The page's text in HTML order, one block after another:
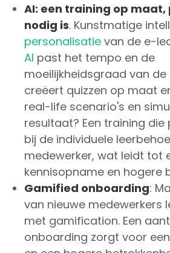
AI: een training op
nodig is. Kunstmatige
personalisatie van de e-
AI past het tempo en de
moeilijkheidsgraad van
creëert quizzen op maat
real-life scenario's en
resultaat? Een training
bij de individuele
medewerker, wat leidt tot
kennisopname en hogere
Gamified onboarding:
van nieuwe medewerkers
met gamification. Een
onboarding zorgt voor